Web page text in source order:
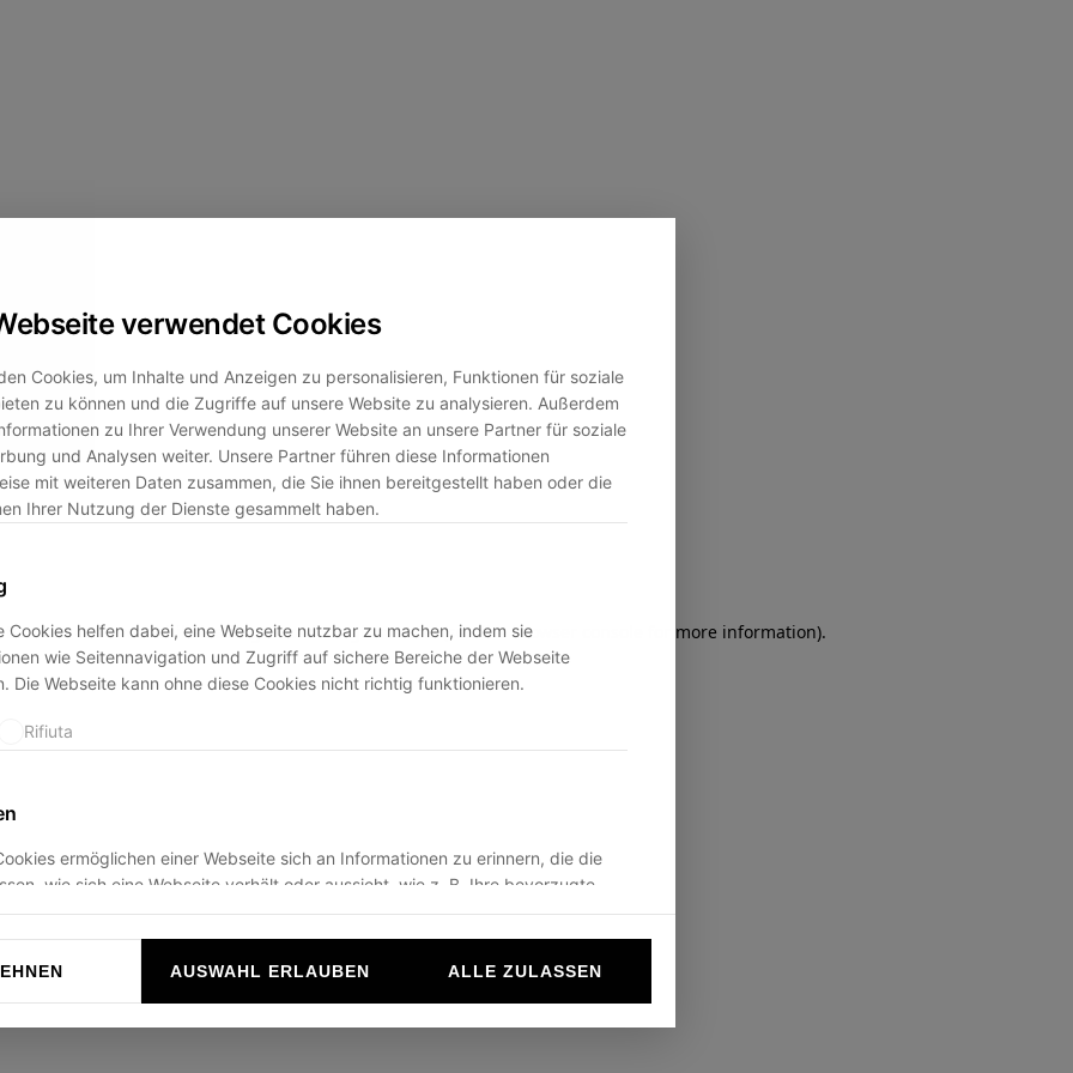
verwendet Cookies
Cookies, um Inhalte und Anzeigen zu personalisieren, Funktionen für soziale
zu können und die Zugriffe auf unsere Website zu analysieren. Außerdem
zu Ihrer Verwendung unserer Website an unsere Partner für soziale
und Analysen weiter. Unsere Partner führen diese Informationen
mit weiteren Daten zusammen, die Sie ihnen bereitgestellt haben oder die
Ihrer Nutzung der Dienste gesammelt haben.
Cookies helfen dabei, eine Webseite nutzbar zu machen, indem sie
wie Seitennavigation und Zugriff auf sichere Bereiche der Webseite
Die Webseite kann ohne diese Cookies nicht richtig funktionieren.
Rifiuta
ermöglichen einer Webseite sich an Informationen zu erinnern, die die
wie sich eine Webseite verhält oder aussieht, wie z. B. Ihre bevorzugte
die Region in der Sie sich befinden.
AUSWAHL ERLAUBEN ALLE ZULASSEN
has occurred while loadingducadisangiusto.com(see the browser console for more information).